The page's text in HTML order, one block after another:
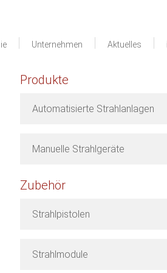
Unternehmen Aktuelles
Produkte
Automatisierte Strahlanlagen
Manuelle Strahlgeräte
Zubehör
Strahlpistolen
Strahlmodule